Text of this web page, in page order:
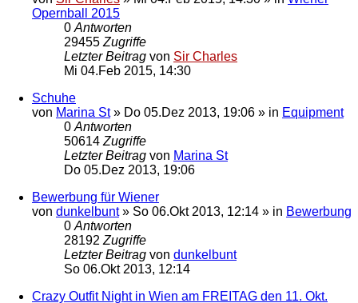
Opernball 2015
0 Antworten
29455 Zugriffe
Letzter Beitrag von Sir Charles
Mi 04.Feb 2015, 14:30
Schuhe
von Marina St» Do 05.Dez 2013, 19:06 » in Equipment
0 Antworten
50614 Zugriffe
Letzter Beitrag von Marina St
Do 05.Dez 2013, 19:06
Bewerbung für Wiener
von dunkelbunt» So 06.Okt 2013, 12:14 » in Bewerbung
0 Antworten
28192 Zugriffe
Letzter Beitrag von dunkelbunt
So 06.Okt 2013, 12:14
Crazy Outfit Night in Wien am FREITAG den 11. Okt.